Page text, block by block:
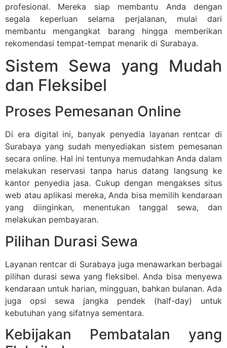
profesional. Mereka siap membantu Anda dengan
segala keperluan selama perjalanan, mulai dari
membantu mengangkat barang hingga memberikan
rekomendasi tempat-tempat menarik di Surabaya.
Sistem Sewa yang Mudah
dan Fleksibel
Proses Pemesanan Online
Di era digital ini, banyak penyedia layanan rentcar di
Surabaya yang sudah menyediakan sistem pemesanan
secara online. Hal ini tentunya memudahkan Anda dalam
melakukan reservasi tanpa harus datang langsung ke
kantor penyedia jasa. Cukup dengan mengakses situs
web atau aplikasi mereka, Anda bisa memilih kendaraan
yang diinginkan, menentukan tanggal sewa, dan
melakukan pembayaran.
Pilihan Durasi Sewa
Layanan rentcar di Surabaya juga menawarkan berbagai
pilihan durasi sewa yang fleksibel. Anda bisa menyewa
kendaraan untuk harian, mingguan, bahkan bulanan. Ada
juga opsi sewa jangka pendek (half-day) untuk
kebutuhan yang sifatnya sementara.
Kebijakan Pembatalan yang